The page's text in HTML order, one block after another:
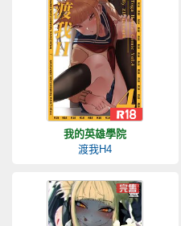
我的英雄學院
渡我H4